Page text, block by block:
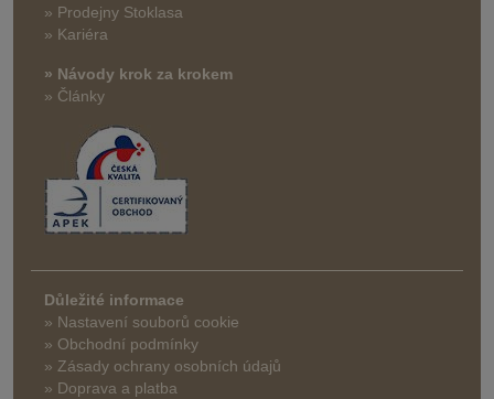
» Prodejny Stoklasa
» Kariéra
» Návody krok za krokem
» Články
Důležité informace
» Nastavení souborů cookie
» Obchodní podmínky
» Zásady ochrany osobních údajů
» Doprava a platba